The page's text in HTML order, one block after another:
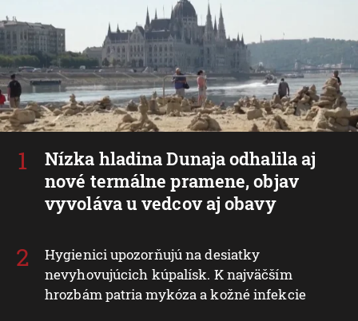
Nízka hladina Dunaja odhalila aj
nové termálne pramene, objav
vyvoláva u vedcov aj obavy
Hygienici upozorňujú na desiatky
nevyhovujúcich kúpalísk. K najväčším
hrozbám patria mykóza a kožné infekcie